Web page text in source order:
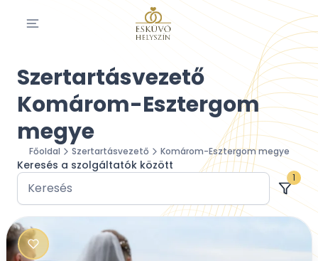
Szertartásvezető
Komárom-Esztergom
megye
Főoldal Szertartásvezető Komárom-Esztergom megye
Keresés a szolgáltatók között
1